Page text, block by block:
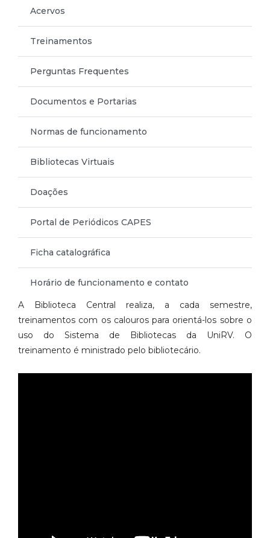
Acervos
Treinamentos
Perguntas Frequentes
Documentos e Portarias
Normas de funcionamento
Bibliotecas Virtuais
Doações
Portal de Periódicos CAPES
Ficha catalográfica
Horário de funcionamento e contato
A Biblioteca Central realiza, a cada semestre,
treinamentos com os calouros para orientá-los sobre o
uso do Sistema de Bibliotecas da UniRV. O
treinamento é ministrado pelo bibliotecário.